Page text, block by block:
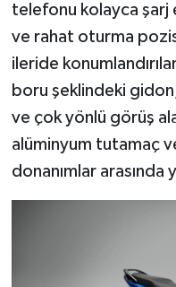
telefonu kolayca şarj
ve rahat oturma
ileride
boru şeklindeki
ve çok yönlü görüş
alüminyum tutamaç
donanımlar arasında